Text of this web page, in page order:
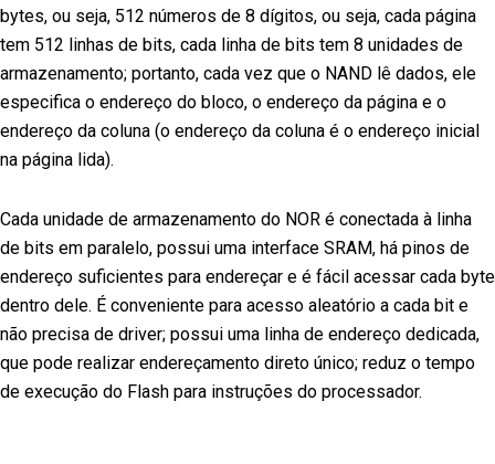
bytes, ou seja, 512 números de 8 dígitos, ou seja, cada página
tem 512 linhas de bits, cada linha de bits tem 8 unidades de
armazenamento; portanto, cada vez que o NAND lê dados, ele
especifica o endereço do bloco, o endereço da página e o
endereço da coluna (o endereço da coluna é o endereço inicial
na página lida).
Cada unidade de armazenamento do NOR é conectada à linha
de bits em paralelo, possui uma interface SRAM, há pinos de
endereço suficientes para endereçar e é fácil acessar cada byte
dentro dele. É conveniente para acesso aleatório a cada bit e
não precisa de driver; possui uma linha de endereço dedicada,
que pode realizar endereçamento direto único; reduz o tempo
de execução do Flash para instruções do processador.